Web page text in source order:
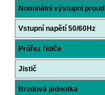
Nominální výstupní proud
Vstupní napětí 50/60Hz
Průřez řidiče
Jistič
Brzdová jednotka